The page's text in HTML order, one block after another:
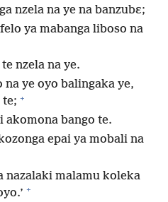
nzela na ye na banzubɛ;
ya mabanga liboso na
nzela na ye.
ye oyo balingaka ye,
te; +
akomona bango te.
epai ya mobali na
nazalaki malamu koleka
+